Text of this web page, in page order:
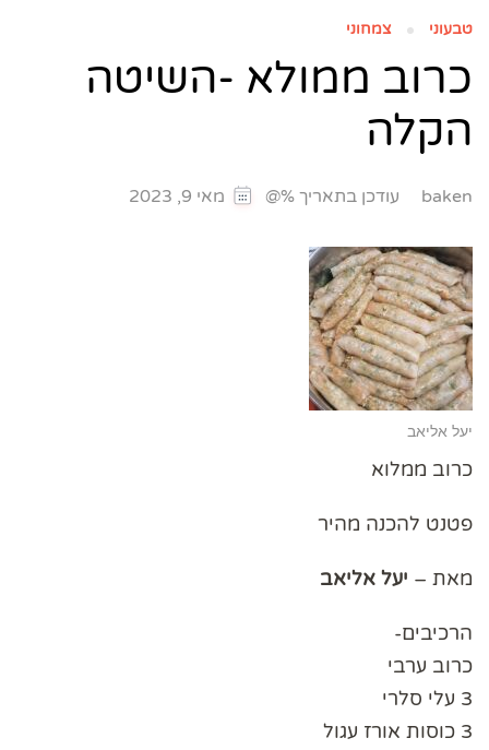
טבעוני צמחוני
כרוב ממולא -השיטה
הקלה
baken עודכן בתאריך %@ מאי 9, 2023
יעל אליאב
כרוב ממלוא
פטנט להכנה מהיר
מאת – יעל אליאב
הרכיבים-
כרוב ערבי
3 עלי סלרי
3 כוסות אורז עגול